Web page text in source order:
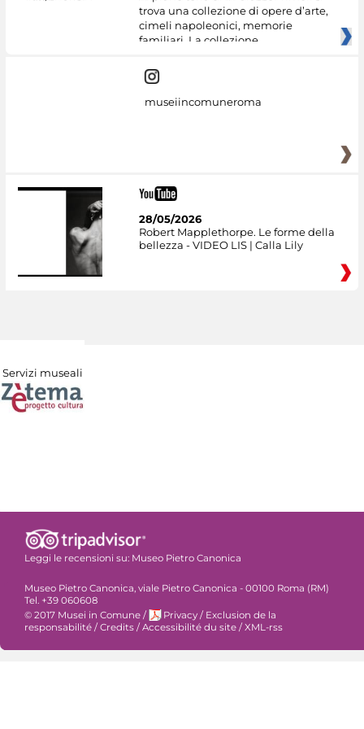
trova una collezione di opere d’arte,
cimeli napoleonici, memorie
familiari. La collezione
museiincomuneroma
28/05/2026
Robert Mapplethorpe. Le forme della
bellezza - VIDEO LIS | Calla Lily
Servizi museali
Leggi le recensioni su: Museo Pietro Canonica
Museo Pietro Canonica, viale Pietro Canonica - 00100 Roma (RM)
Tel. +39 060608
© 2017 Musei in Comune / Privacy / Exclusion de la
responsabilité /Credits /Accessibilité du site /XML-rss